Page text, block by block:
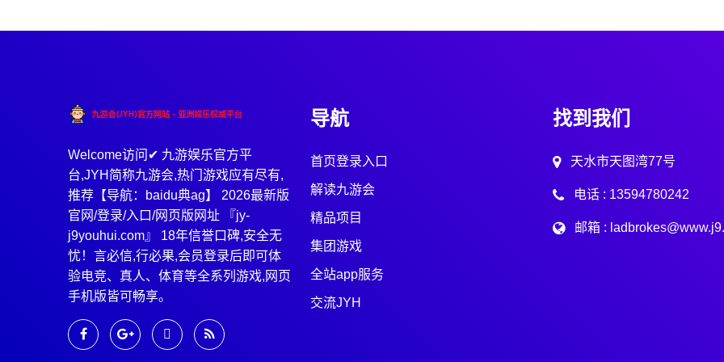
Welcome访问✔ 九游娱乐官方平
台,JYH简称九游会,热门游戏应有尽有,
推荐【导航：baidu典ag】 2026最新版
官网/登录/入口/网页版网址 『jy-
j9youhui.com』 18年信誉口碑,安全无
忧！言必信,行必果,会员登录后即可体
验电竞、真人、体育等全系列游戏,网页
手机版皆可畅享。
导航
首页登录入口
解读九游会
精品项目
集团游戏
全站app服务
交流JYH
找到我们
天水市天图湾77号
电话 : 13594780242
邮箱 :